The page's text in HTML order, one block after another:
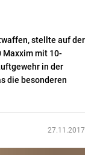
stellte auf der
Maxxim mit 10-
in der
die besonderen
27.11.2017